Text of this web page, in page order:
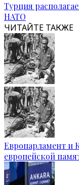
Турция
НАТО
ЧИТАЙТЕ ТАКЖЕ
Европарламент и
европейской